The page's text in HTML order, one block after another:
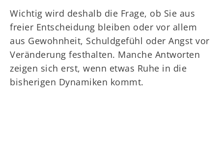
Wichtig wird deshalb die Frage, ob Sie aus
freier Entscheidung bleiben oder vor allem
aus Gewohnheit, Schuldgefühl oder Angst vor
Veränderung festhalten. Manche Antworten
zeigen sich erst, wenn etwas Ruhe in die
bisherigen Dynamiken kommt.